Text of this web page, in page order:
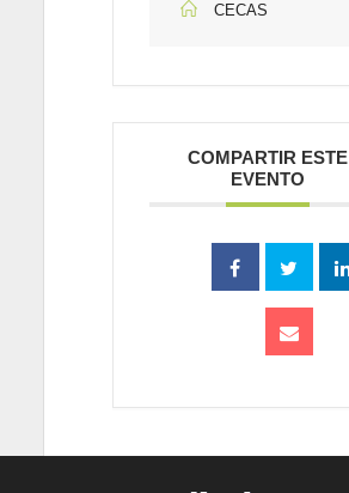
CECAS
COMPARTIR ESTE
EVENTO